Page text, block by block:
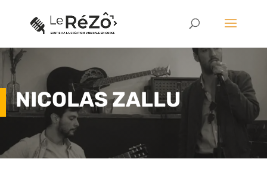
NICOLAS ZALLU